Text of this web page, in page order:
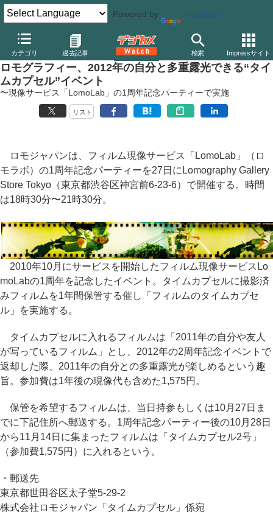
Powered by Translate
カテゴリ 過去記事 検索 Impressサイト
デジカメ Watch その他
ロモグラフィー、2012年の自分と多重露光できる“タイ
ムカプセル”イベント
〜現像サービス「LomoLab」の1周年記念パーティーで実施
リスト
ロモジャパンは、フィルム現像サービス「LomoLab」（ロ
モラボ）の1周年記念パーティーを27日にLomography Gallery
Store Tokyo（東京都渋谷区神宮前6-23-6）で開催する。時間
は18時30分〜21時30分。
2010年10月にサービスを開始したフィルム現像サービスLo
moLabの1周年を記念したイベント。タイムカプセルに撮影済
みフィルムを1年間保管する催し「フィルムのタイムカプセ
ル」を実施する。
タイムカプセルに入れるフィルムは「2011年の自分や友人
が写っているフィルム」とし、2012年の2周年記念イベントで
返却した際、2011年の自分との多重露光が楽しめるという趣
旨。参加費は1年後の現像代も含めた1,575円。
保管を希望するフィルムは、当日持参もしくは10月27日ま
でに下記住所へ郵送する。1周年記念パーティー後の10月28日
から11月14日に集まったフィルムは「タイムカプセル2号」
（参加費1,575円）に入れるという。
・郵送先
東京都世田谷区太子堂5-29-2
株式会社ロモジャパン「タイムカプセル」係宛